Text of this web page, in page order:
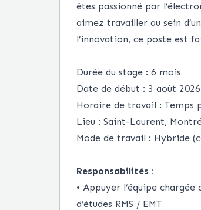
êtes passionné par
aimez travailler au sein
l’innovation, ce poste est
Durée du stage : 6 mois
Date de début : 3 août
Horaire de travail : Temps
Lieu : Saint-Laurent,
Mode de travail : Hybride
Responsabilités :
• Appuyer l’équipe
d’études RMS / EMT